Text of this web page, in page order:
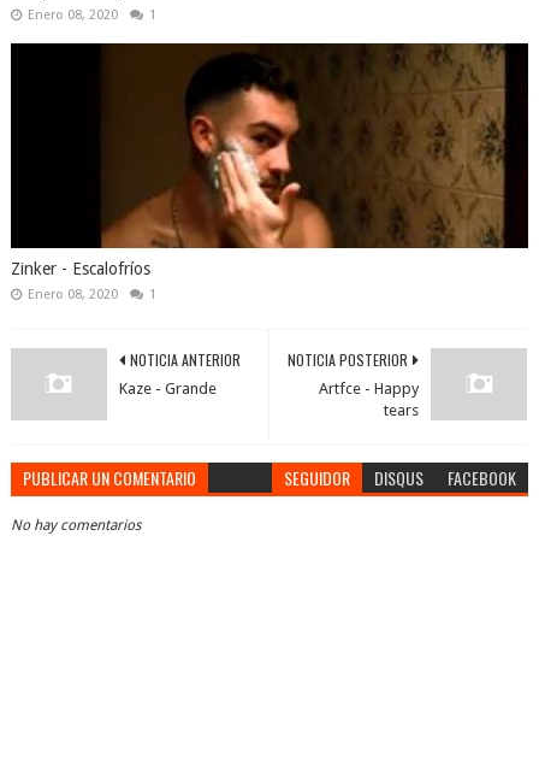
Enero 08, 2020 1
Zinker - Escalofríos
Enero 08, 2020 1
NOTICIA POSTERIOR
Artfce - Happy
tears
NOTICIA ANTERIOR
Kaze - Grande
PUBLICAR UN COMENTARIO SEGUIDOR DISQUS FACEBOOK
No hay comentarios